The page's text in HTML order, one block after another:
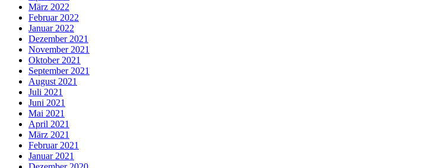
März 2022
Februar 2022
Januar 2022
Dezember 2021
November 2021
Oktober 2021
September 2021
August 2021
Juli 2021
Juni 2021
Mai 2021
April 2021
März 2021
Februar 2021
Januar 2021